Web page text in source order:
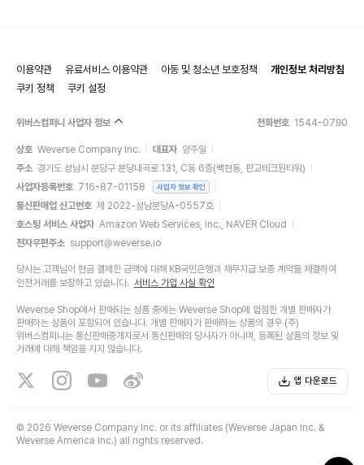
이용약관 유료서비스 이용약관 아동 및 청소년 보호정책
개인정보 처리방침
쿠키 정책
쿠키 설정
위버스컴퍼니 사업자 정보 전화번호 1544-0790
상호 Weverse Company Inc. 대표자 양주일
주소 경기도 성남시 분당구 분당내곡로 131, C동 6층(백현동, 판교테크원타워)
사업자등록번호 716-87-01158 사업자 정보 확인
통신판매업 신고번호 제 2022-성남분당A-0557호
호스팅 서비스 사업자 Amazon Web Services, Inc., NAVER Cloud
전자우편주소 support@weverse.io
당사는 고객님이 현금 결제한 금액에 대해 KB국민은행과 채무지급 보증 계약을 체결하여
안전거래를 보장하고 있습니다. 서비스 가입 사실 확인
Weverse Shop에서 판매되는 상품 중에는 Weverse Shop에 입점한 개별 판매자가
판매하는 상품이 포함되어 있습니다. 개별 판매자가 판매하는 상품의 경우 (주)
위버스컴퍼니는 통신판매중개자로서 통신판매의 당사자가 아니며, 등록된 상품의 정보 및
거래에 대해 책임을 지지 않습니다.
앱 다운로드
© 2026 Weverse Company Inc. or its affiliates (Weverse Japan Inc. &
Weverse America Inc.) all rights reserved.